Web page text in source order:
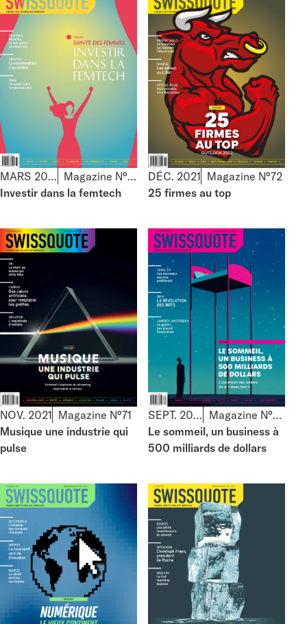
MARS 2022
Magazine N°73
Investir dans la femtech
DÉC. 2021 Magazine N°72
25 firmes au top
NOV. 2021 Magazine N°71
Musique une industrie qui
pulse
SEPT. 2021
Magazine N°70
Le sommeil, un business à
500 milliards de dollars